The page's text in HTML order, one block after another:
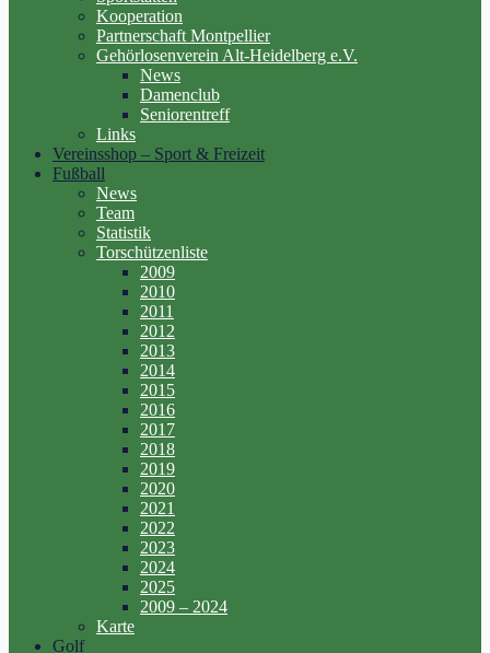
Kooperation
Partnerschaft Montpellier
Gehörlosenverein Alt-Heidelberg e.V.
News
Damenclub
Seniorentreff
Links
Vereinsshop – Sport & Freizeit
Fußball
News
Team
Statistik
Torschützenliste
2009
2010
2011
2012
2013
2014
2015
2016
2017
2018
2019
2020
2021
2022
2023
2024
2025
2009 – 2024
Karte
Golf